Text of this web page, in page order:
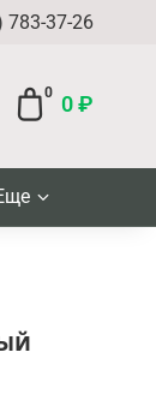
783-37-26
0 0 ₽